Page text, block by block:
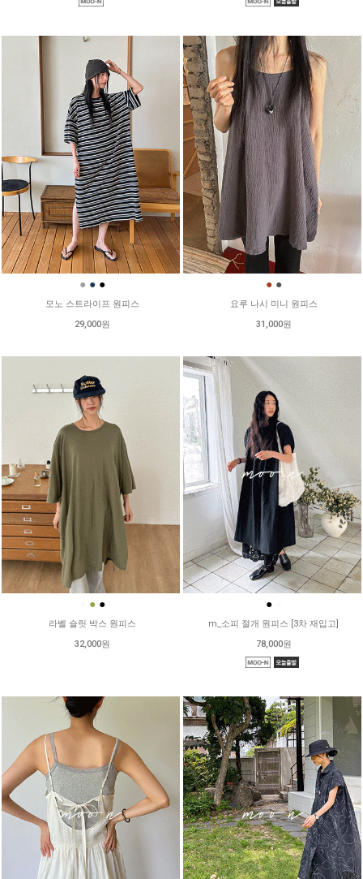
● ● ●
모노 스트라이프 원피스
29,000원
● ●
요루 나시 미니 원피스
31,000원
● ●
라벨 슬릿 박스 원피스
32,000원
●
m_소피 절개 원피스 [3차 재입고]
78,000원